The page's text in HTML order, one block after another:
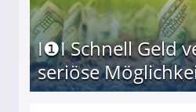
I❶I Schnell Geld
seriöse